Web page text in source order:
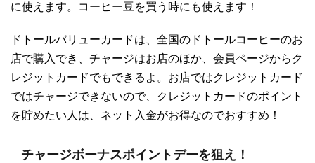
に使えます。コーヒー豆を買う時にも使えます！
ドトールバリューカードは、全国のドトールコーヒーのお
店で購入でき、チャージはお店のほか、会員ページからク
レジットカードでもできるよ。お店ではクレジットカード
ではチャージできないので、クレジットカードのポイント
を貯めたい人は、ネット入金がお得なのでおすすめ！
チャージボーナスポイントデーを狙え！